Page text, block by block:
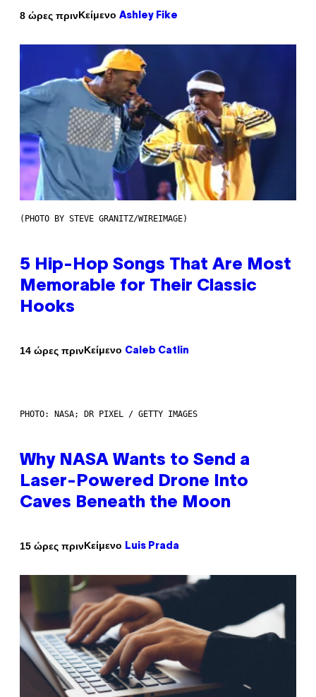
8 ώρες πρινΚείμενο Ashley Fike
(PHOTO BY STEVE GRANITZ/WIREIMAGE)
5 Hip-Hop Songs That Are Most
Memorable for Their Classic
Hooks
14 ώρες πρινΚείμενο Caleb Catlin
PHOTO: NASA; DR PIXEL / GETTY IMAGES
Why NASA Wants to Send a
Laser-Powered Drone Into
Caves Beneath the Moon
15 ώρες πρινΚείμενο Luis Prada